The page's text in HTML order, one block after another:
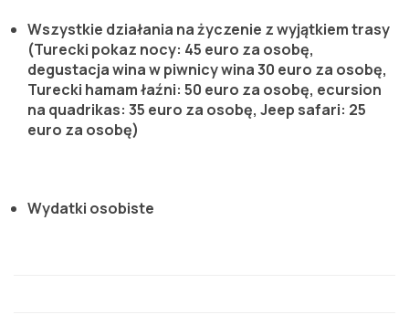
Wszystkie działania na życzenie z wyjątkiem trasy
(Turecki pokaz nocy: 45 euro za osobę,
degustacja wina w piwnicy wina 30 euro za osobę,
Turecki hamam łaźni: 50 euro za osobę, ecursion
na quadrikas: 35 euro za osobę, Jeep safari: 25
euro za osobę)
Wydatki osobiste